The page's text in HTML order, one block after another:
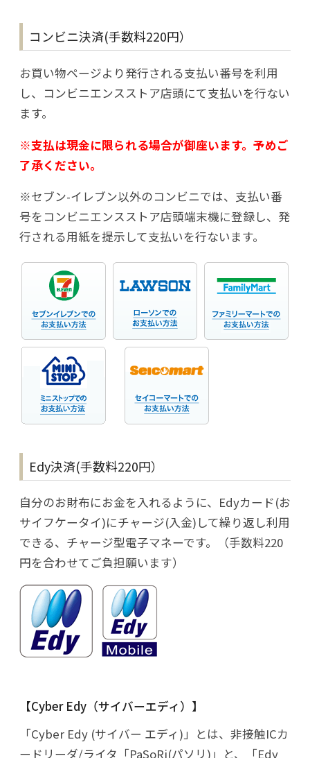
コンビニ決済(手数料220円）
お買い物ページより発行される支払い番号を利用
し、コンビニエンスストア店頭にて支払いを行ない
ます。
※支払は現金に限られる場合が御座います。予めご
了承ください。
※セブン-イレブン以外のコンビニでは、支払い番
号をコンビニエンスストア店頭端末機に登録し、発
行される用紙を提示して支払いを行ないます。
Edy決済(手数料220円）
自分のお財布にお金を入れるように、Edyカード(お
サイフケータイ)にチャージ(入金)して繰り返し利用
できる、チャージ型電子マネーです。（手数料220
円を合わせてご負担願います）
Cyber Edy（サイバーエディ）
「Cyber Edy (サイバー エディ)」とは、非接触ICカ
ードリーダ/ライタ「PaSoRi(パソリ)」と、「Edy